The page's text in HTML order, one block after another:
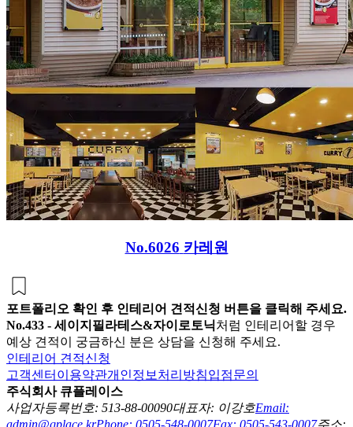
No.6026 카레원
포트폴리오 확인 후 인테리어 견적신청 버튼을 클릭해 주세요.
No.433 - 세이지필라테스&자이로토닉처럼 인테리어할 경우
예상 견적이 궁금하신 분은 상담을 신청해 주세요.
인테리어 견적신청
고객센터 이용약관개인정보처리방침입점문의
주식회사 큐플레이스
사업자등록번호: 513-88-00090대표자: 이강호Email:
admin@qplace.krPhone: 0505-548-0007Fax: 0505-543-0007주소: